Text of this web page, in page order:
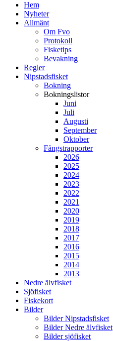
Hem
Nyheter
Allmänt
Om Fvo
Protokoll
Fisketips
Bevakning
Regler
Nipstadsfisket
Bokning
Bokningslistor
Juni
Juli
Augusti
September
Oktober
Fångstrapporter
2026
2025
2024
2023
2022
2021
2020
2019
2018
2017
2016
2015
2014
2013
Nedre älvfisket
Sjöfisket
Fiskekort
Bilder
Bilder Nipstadsfisket
Bilder Nedre älvfisket
Bilder sjöfisket